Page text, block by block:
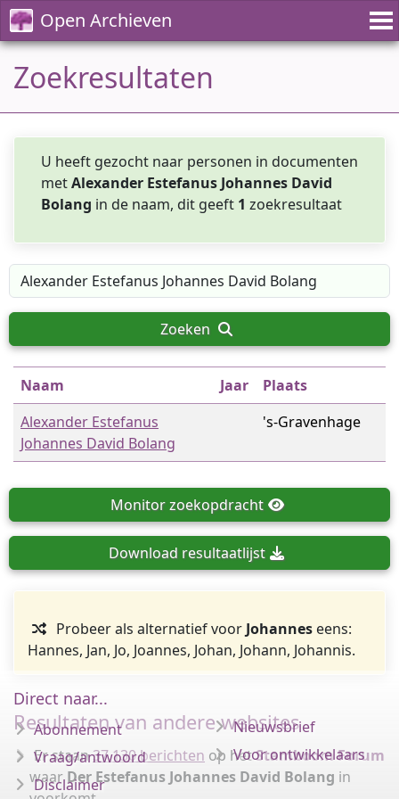
Open Archieven
Zoekresultaten
U heeft gezocht naar personen in documenten
metAlexander Estefanus Johannes David
Bolang in de naam, dit geeft 1 zoekresultaat
Zoeken
Naam Jaar
Plaats
Alexander Estefanus
Johannes David Bolang
's-Gravenhage
Monitorzoekopdracht
Download resultaatlijst
Probeer als alternatief voor Johanneseens:
Hannes, Jan, Jo, Joannes, Johan, Johann, Johannis.
Resultaten van andere websites
Er staan37.130 berichten op hetStamboom Forum
waarDer Estefanus Johannes David Bolang in
Direct naar...
Abonnement
Vraag/antwoord
Disclaimer
Nieuwsbrief
Voor ontwikkelaars